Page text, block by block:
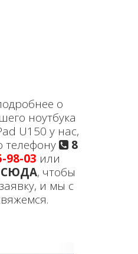
о
ноутбука
U150 у нас,
телефону
8
98-03 или
СЮДА, чтобы
и мы с